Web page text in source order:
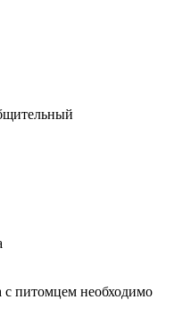
с питомцем необходимо